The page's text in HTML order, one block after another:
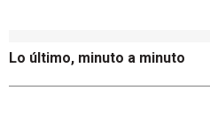
Lo último, minuto a minuto